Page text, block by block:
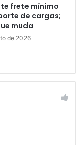
frete mínimo
de cargas;
muda
de 2026